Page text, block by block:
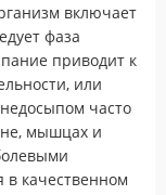
включает
фаза
приводит к
или
часто
мышцах и
в качественном